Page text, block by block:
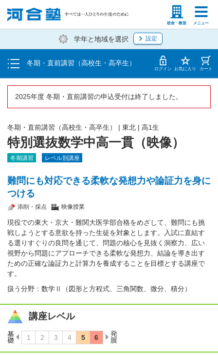
校舎・教室 メニュー
塾生の方 高等学校の先生
学年と地域を選択 設定
冬期・直前講習（高校生・高卒生）
受講料・お申し込み方法
受講開始までの流れ
校舎一覧 ログイン お気に入り カート
2025年度 冬期・直前講習の申込受付は終了しました。
特別選抜数学中高一貫（映像）
冬期・直前講習（高校生・高卒生） | 東北 | 高1生
冬期講習 レベル別講座
難問にも対応できる柔軟な発想力や論証力を身に
つける
添削・採点 映像授業
現役での東大・京大・難関大医学部合格をめざして、難問にも挑
戦しようとする意欲を持った生徒を対象とします。入試に直結す
る選りすぐりの良問を通じて、問題の核心を見抜く洞察力、広い
視野から問題にアプローチできる柔軟な発想力、結論を導き出す
ための正確な論証力と計算力を養成することを目標とする講座で
す。
扱う分野：数学Ⅱ（図形と方程式、三角関数、微分、積分）
講座レベル